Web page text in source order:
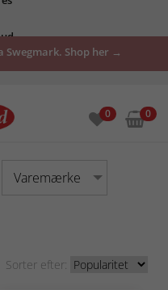
Swegmark. Shop her →
0 0
Varemærke
Sorter efter: